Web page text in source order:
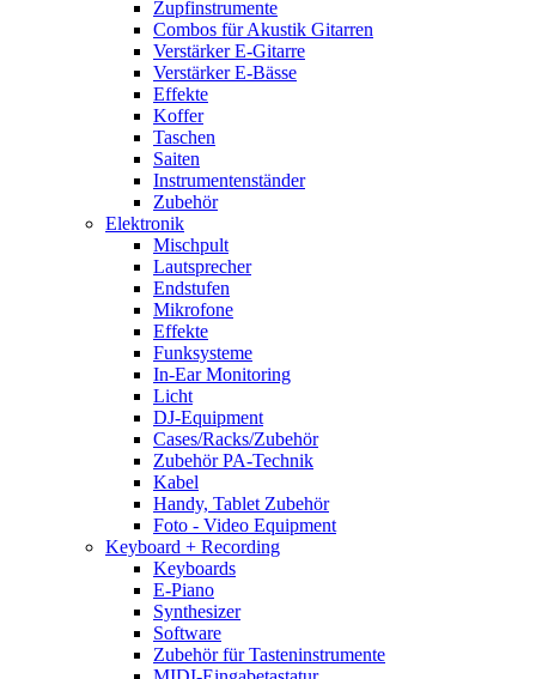
Zupfinstrumente
Combos für Akustik Gitarren
Verstärker E-Gitarre
Verstärker E-Bässe
Effekte
Koffer
Taschen
Saiten
Instrumentenständer
Zubehör
Elektronik
Mischpult
Lautsprecher
Endstufen
Mikrofone
Effekte
Funksysteme
In-Ear Monitoring
Licht
DJ-Equipment
Cases/Racks/Zubehör
Zubehör PA-Technik
Kabel
Handy, Tablet Zubehör
Foto - Video Equipment
Keyboard + Recording
Keyboards
E-Piano
Synthesizer
Software
Zubehör für Tasteninstrumente